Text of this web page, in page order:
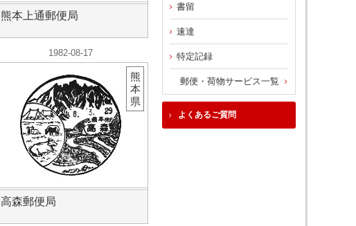
熊本上通郵便局
1982-08-17
高森郵便局
熊
本
県
書留
速達
特定記録
郵便・荷物サービス一覧
よくあるご質問